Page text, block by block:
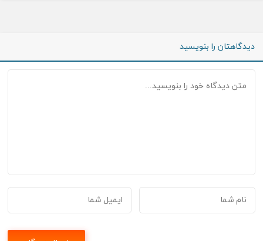
دیدگاهتان را بنویسید